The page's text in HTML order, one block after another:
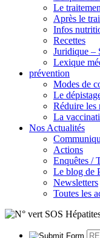
Le
Après le
Infos
Recettes
Juridique –
Lexique
prévention
Modes de
Le
Réduire les
La
Nos Actualités
Actions
Enquêtes /
Le blog de
Newsletters
Toutes les